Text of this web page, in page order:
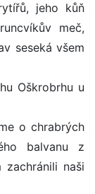
jeho kůň
meč,
seseká všem
Oškrobrhu u
o chrabrých
balvanu z
zachránili naši